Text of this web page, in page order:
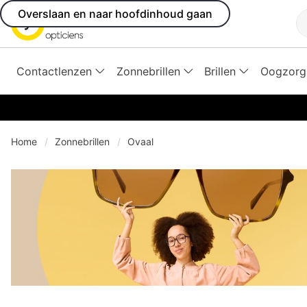
Overslaan en naar hoofdinhoud gaan
Contactlenzen Zonnebrillen Brillen Oogzorg
Home Zonnebrillen Ovaal